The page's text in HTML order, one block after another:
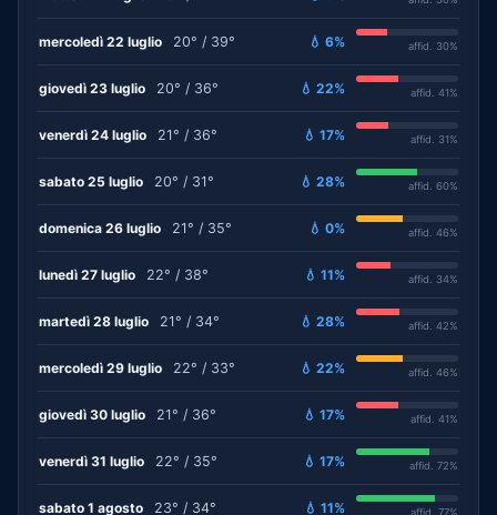
mercoledì 22 luglio 20° / 39° 💧 6% affid. 30%
giovedì 23 luglio 20° / 36° 💧 22% affid. 41%
venerdì 24 luglio 21° / 36° 💧 17% affid. 31%
sabato 25 luglio 20° / 31° 💧 28% affid. 60%
domenica 26 luglio 21° / 35° 💧 0% affid. 46%
lunedì 27 luglio 22° / 38° 💧 11% affid. 34%
martedì 28 luglio 21° / 34° 💧 28% affid. 42%
mercoledì 29 luglio 22° / 33° 💧 22% affid. 46%
giovedì 30 luglio 21° / 36° 💧 17% affid. 41%
venerdì 31 luglio 22° / 35° 💧 17% affid. 72%
sabato 1 agosto 23° / 34° 💧 11% affid. 77%